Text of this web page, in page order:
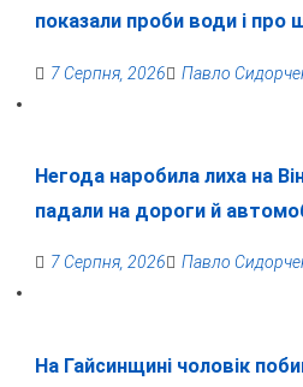
показали проби води і про
7 Серпня, 2026 Павло
Негода наробила лиха на
падали на дороги й
7 Серпня, 2026 Павло
На Гайсинщині чоловік